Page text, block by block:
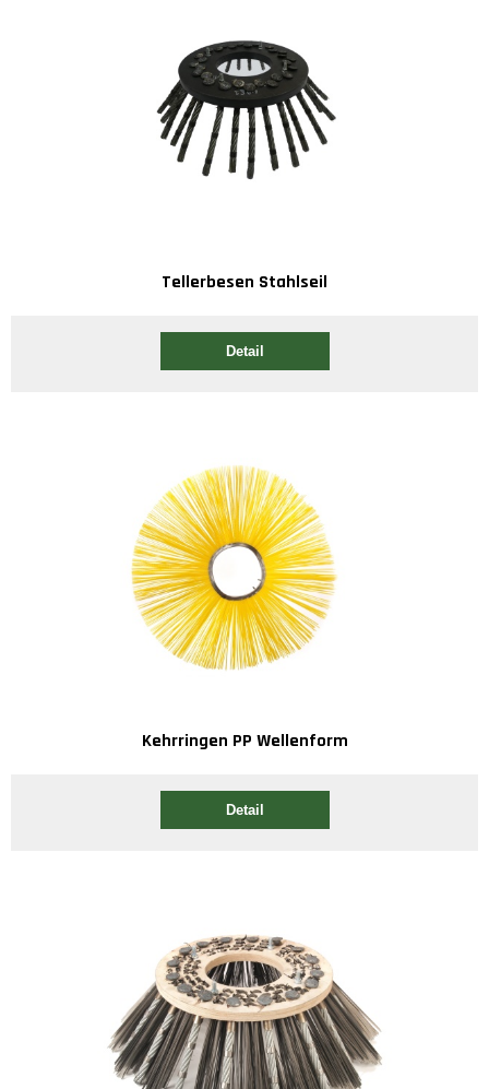
Tellerbesen Stahlseil
Detail
Kehrringen PP Wellenform
Detail